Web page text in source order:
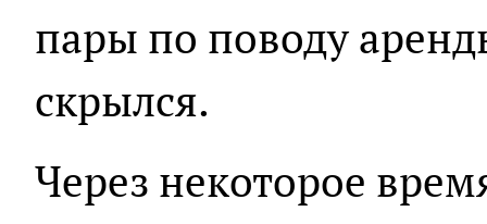
пары по поводу
скрылся.
Через некоторое